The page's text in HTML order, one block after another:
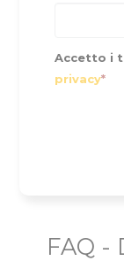
Accetto i
privacy*
FAQ -